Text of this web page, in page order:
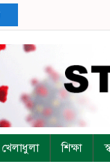
খেলাধুলা শিক্ষা